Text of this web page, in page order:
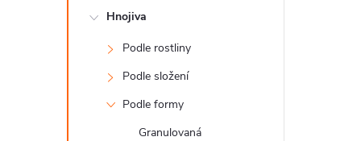
Hnojiva
Podle rostliny
Podle složení
Podle formy
Granulovaná